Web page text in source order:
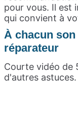
pour vous. Il est
qui convient à
À chacun
réparateur
Courte vidéo de
d'autres astuces.